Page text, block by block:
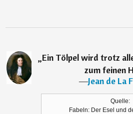
„Ein Tölpel wird trotz
zum feinen
―Jean de La
Quelle:
Fabeln: Der Esel und